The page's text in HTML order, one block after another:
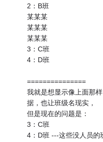
2：B班
某某某
某某某
某某某
3：C班
4：D班
===============
我就是想显示像上面那
据，也让班级名现实，
但是现在的问题是：
3：C班
4：D班 ---这些没人员的